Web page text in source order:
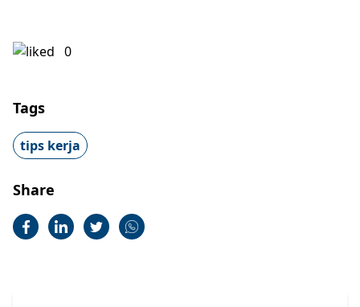
0
Tags
tips kerja
Share